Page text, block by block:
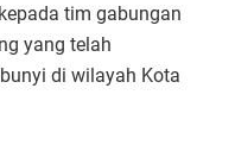
tim gabungan
yang telah
di wilayah Kota